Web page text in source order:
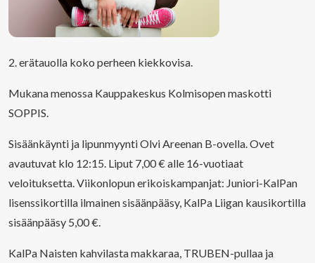
2. erätauolla koko perheen kiekkovisa.
Mukana menossa Kauppakeskus Kolmisopen maskotti
SOPPIS.
Sisäänkäynti ja lipunmyynti Olvi Areenan B-ovella. Ovet
avautuvat klo 12:15. Liput 7,00 € alle 16-vuotiaat
veloituksetta. Viikonlopun erikoiskampanjat: Juniori-KalPan
lisenssikortilla ilmainen sisäänpääsy, KalPa Liigan kausikortilla
sisäänpääsy 5,00 €.
KalPa Naisten kahvilasta makkaraa, TRUBEN-pullaa ja